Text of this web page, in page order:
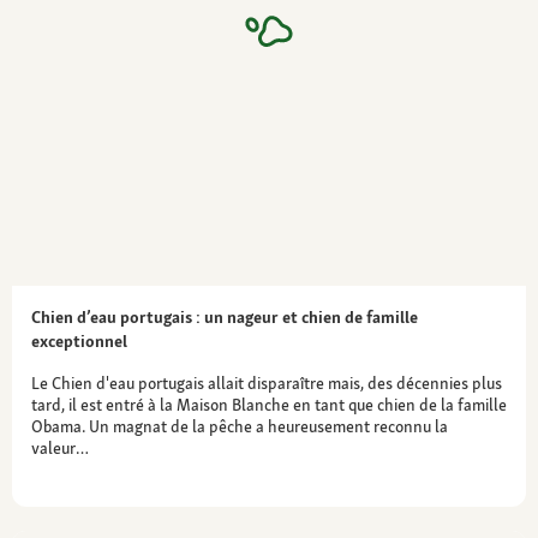
aucun problème de santé spécifique ; le pelage
Chien d’eau portugais : un nageur et chien de famille
exceptionnel
Le Chien d'eau portugais allait disparaître mais, des décennies plus
tard, il est entré à la Maison Blanche en tant que chien de la famille
Obama. Un magnat de la pêche a heureusement reconnu la
valeur…